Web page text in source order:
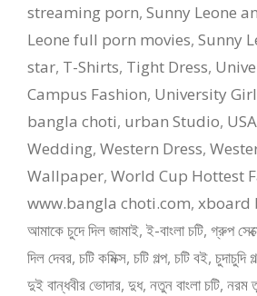
streaming porn, Sunny Leone
Leone full porn movies, Sunny
star, T-Shirts, Tight Dress,
Campus Fashion, University
bangla choti, urban Studio, USA
Wedding, Western Dress,
Wallpaper, World Cup Hottest
www.bangla choti.com, xboard
আমাকে চুদে দিল জামাই,ই-বাংলা চটি, গ্রুপ
দিল দেবর, চটি কমিক্স, চটি গল্প, চটি বই, চুদাচুদি
দুই বান্ধবীর ভোদার, দুধ, নতুন বাংলা চটি, নরম